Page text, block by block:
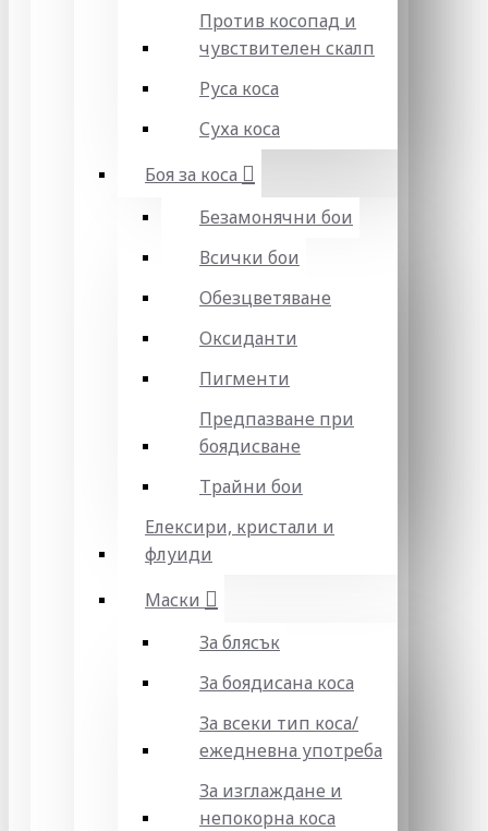
Против косопад и
чувствителен скалп
Руса коса
Суха коса
Боя за коса
Безамонячни бои
Всички бои
Обезцветяване
Оксиданти
Пигменти
Предпазване при
боядисване
Трайни бои
Елексири, кристали и
флуиди
Маски
За блясък
За боядисана коса
За всеки тип коса/
ежедневна употреба
За изглаждане и
непокорна коса